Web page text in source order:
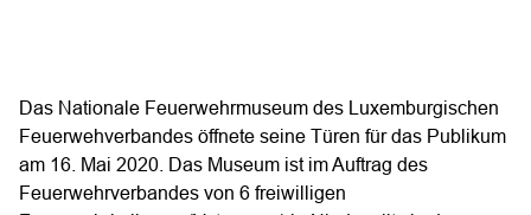
Das Nationale Feuerwehrmuseum des Luxemburgischen
Feuerwehverbandes öffnete seine Türen für das Publikum
am 16. Mai 2020. Das Museum ist im Auftrag des
Feuerwehrverbandes von 6 freiwilligen